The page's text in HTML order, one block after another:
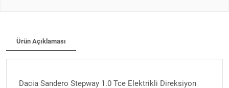
Ürün Açıklaması
Dacia Sandero Stepway 1.0 Tce Elektrikli Direksiyon